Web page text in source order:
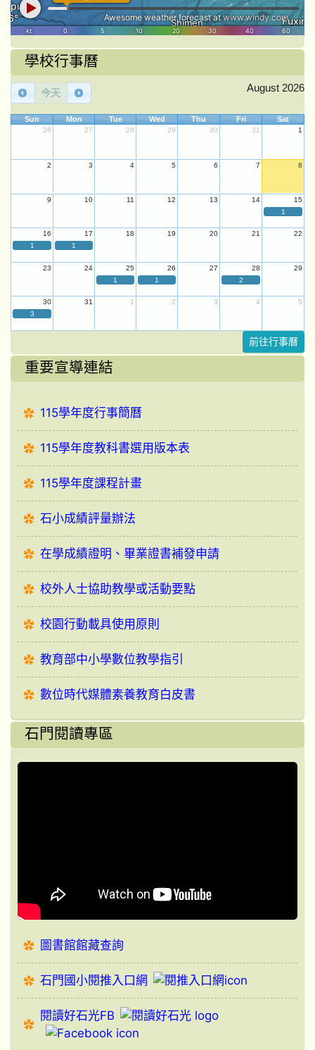
學校行事曆
今天 August 2026
Sun Mon Tue Wed Thu Fri Sat
26 27 28 29 30 31 1
2 3 4 5 6 7 8
9 10 11 12 13 14
15
1
16 17 18 19 20 21
22
1
1
23 24 25 26 27 28
29
1
1 2
30 31 1 2 3 4
5
3
前往行事曆
重要宣導連結
115學年度行事簡曆
115學年度教科書選用版本表
115學年度課程計畫
石小成績評量辦法
在學成績證明、畢業證書補發申請
校外人士協助教學或活動要點
校園行動載具使用原則
教育部中小學數位教學指引
數位時代媒體素養教育白皮書
石門閱讀專區
圖書館館藏查詢
石門國小閱推入口網
閱讀好石光FB